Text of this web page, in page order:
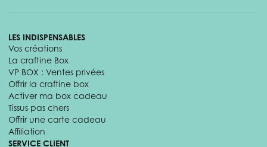
LES INDISPENSABLES
Vos créations
La craftine Box
VP BOX : Ventes privées
Offrir la craftine box
Activer ma box cadeau
Tissus pas chers
Offrir une carte cadeau
Affiliation
SERVICE CLIENT